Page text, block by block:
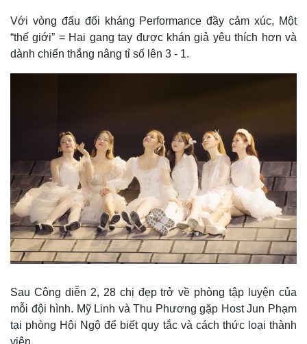
Doanh nghiệp
Thông tin doanh nghiệp
Doanh nghiệp 24h
Công nghệ
Sành điệu
Tin Công nghệ
Với vòng đấu đối kháng Performance đầy cảm xúc, Một
“thế giới” = Hai gang tay được khán giả yêu thích hơn và
dành chiến thắng nâng tỉ số lên 3 - 1.
Sau Công diễn 2, 28 chị đẹp trở về phòng tập luyện của
mỗi đội hình. Mỹ Linh và Thu Phương gặp Host Jun Phạm
tại phòng Hội Ngộ để biết quy tắc và cách thức loại thành